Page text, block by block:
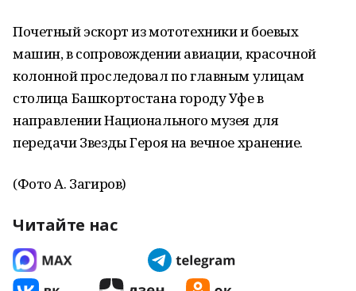
Почетный эскорт из мототехники и боевых
машин, в сопровождении авиации, красочной
колонной проследовал по главным улицам
столица Башкортостана городу Уфе в
направлении Национального музея для
передачи Звезды Героя на вечное хранение.
(Фото А. Загиров)
Читайте нас